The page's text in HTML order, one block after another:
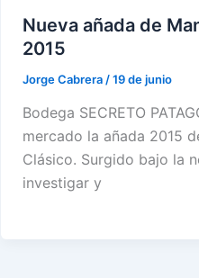
Nueva añada de
2015
Jorge Cabrera /19 de junio
Bodega SECRETO
mercado la añada 2015
Clásico. Surgido bajo la
investigar y